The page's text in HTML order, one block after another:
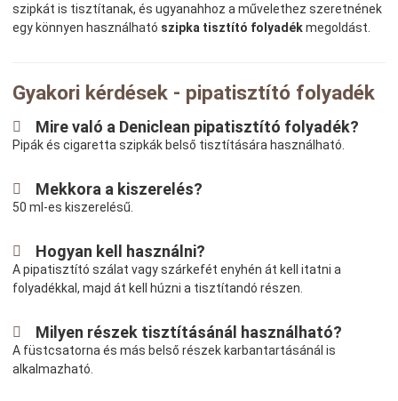
szipkát is tisztítanak, és ugyanahhoz a művelethez szeretnének
egy könnyen használható szipka tisztító folyadékmegoldást.
Gyakori kérdések - pipatisztító folyadék
Mire való a Deniclean pipatisztító folyadék?
Pipák és cigaretta szipkák belső tisztítására használható.
Mekkora a kiszerelés?
50 ml-es kiszerelésű.
Hogyan kell használni?
A pipatisztító szálat vagy szárkefét enyhén át kell itatni a
folyadékkal, majd át kell húzni a tisztítandó részen.
Milyen részek tisztításánál használható?
A füstcsatorna és más belső részek karbantartásánál is
alkalmazható.